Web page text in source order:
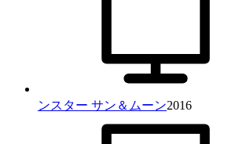
ンスター サン＆ムーン2016